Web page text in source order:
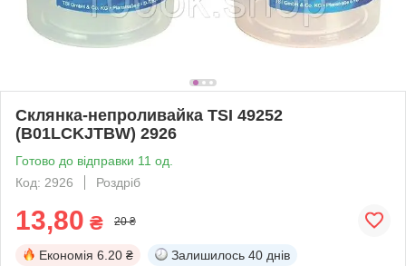
Склянка-непроливайка TSI 49252
(B01LCKJTBW) 2926
Готово до відправки 11 од.
Код: 2926
Роздріб
13,80 ₴ 20 ₴
Економія 6.20 ₴ Залишилось 40 днів